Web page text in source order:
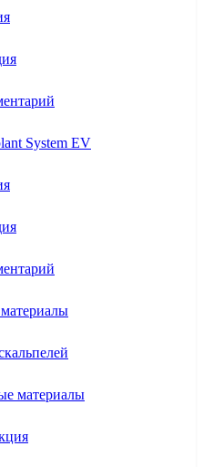
System EV
материалы